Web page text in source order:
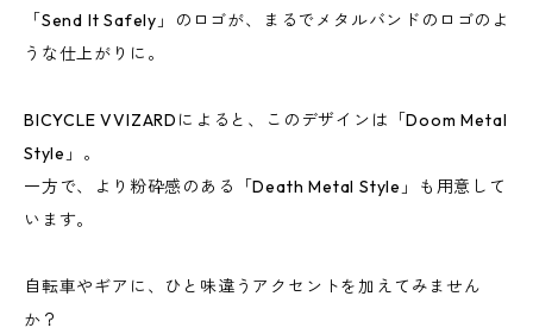
「Send It Safely」のロゴが、まるでメタルバンドのロゴのよ
うな仕上がりに。
BICYCLE VVIZARDによると、このデザインは「Doom Metal
Style」。
一方で、より粉砕感のある「Death Metal Style」も用意して
います。
自転車やギアに、ひと味違うアクセントを加えてみません
か？